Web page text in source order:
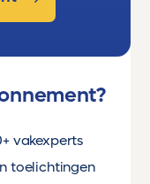
vakexperts
toelichtingen